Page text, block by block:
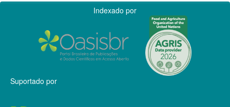
Indexado por
Suportado por